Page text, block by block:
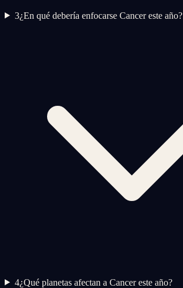
3¿En qué debería enfocarse Cancer este año?
4¿Qué planetas afectan a Cancer este año?